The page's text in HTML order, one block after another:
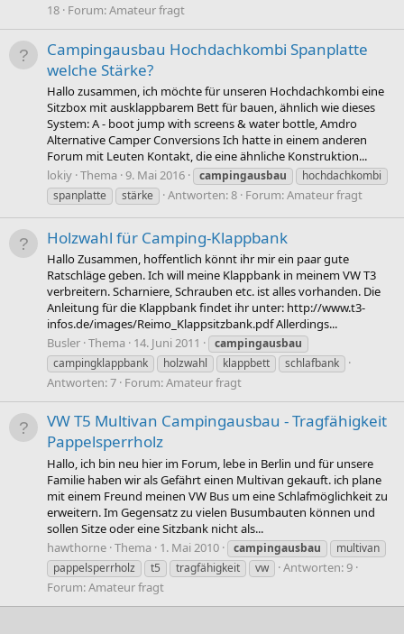
18 Forum:Amateur fragt
Campingausbau Hochdachkombi Spanplatte
welche Stärke?
Hallo zusammen, ich möchte für unseren Hochdachkombi eine
Sitzbox mit ausklappbarem Bett für bauen, ähnlich wie dieses
System: A - boot jump with screens & water bottle, Amdro
Alternative Camper Conversions Ich hatte in einem anderen
Forum mit Leuten Kontakt, die eine ähnliche Konstruktion...
lokiy Thema 9. Mai 2016 campingausbau
hochdachkombi
spanplatte
stärke Antworten: 8 Forum:Amateur fragt
Holzwahl für Camping-Klappbank
Hallo Zusammen, hoffentlich könnt ihr mir ein paar gute
Ratschläge geben. Ich will meine Klappbank in meinem VW T3
verbreitern. Scharniere, Schrauben etc. ist alles vorhanden. Die
Anleitung für die Klappbank findet ihr unter: http://www.t3-
infos.de/images/Reimo_Klappsitzbank.pdf Allerdings...
Busler Thema 14. Juni 2011
campingausbau
campingklappbank
holzwahl klappbett schlafbank
Antworten: 7 Forum:Amateur fragt
VW T5 Multivan Campingausbau - Tragfähigkeit
Pappelsperrholz
Hallo, ich bin neu hier im Forum, lebe in Berlin und für unsere
Familie haben wir als Gefährt einen Multivan gekauft. ich plane
mit einem Freund meinen VW Bus um eine Schlafmöglichkeit zu
erweitern. Im Gegensatz zu vielen Busumbauten können und
sollen Sitze oder eine Sitzbank nicht als...
hawthorne Thema 1. Mai 2010 campingausbau
multivan
pappelsperrholz
t5 tragfähigkeit vw
Antworten: 9
Forum:Amateur fragt